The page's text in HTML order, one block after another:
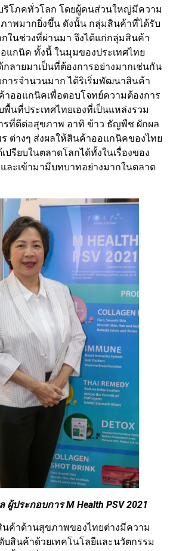
ริโภคทั่วโลก โดยผู้คนส่วนใหญ่มีความ
าพมากยิ่งขึ้น ดังนั้น กลุ่มสินค้าที่ได้รับ
ในช่วงที่ผ่านมา จึงได้แก่กลุ่มสินค้า
แกนิค ทั้งนี้ ในมุมของประเทศไทย
ลายมาเป็นที่ต้องการอย่างมากเช่นกัน
ารจำนวนมาก ได้ริเริ่มพัฒนาสินค้า
ออแกนิคเพื่อตอบโจทย์ความต้องการ
นที่ประเทศไทยเองที่เป็นแหล่งรวม
รที่ดีต่อสุขภาพ อาทิ ข้าว ธัญพืช ผักผล
ต่างๆ ส่งผลให้สินค้าออแกนิคของไทย
ปรียบในตลาดโลกได้ทั้งในเรื่องของ
ละเข้ามามีบทบาทอย่างมากในตลาด
ระกอบการ M Health PSV 2021
ค้าด้านสุขภาพของไทยต่างมีความ
บสินค้าด้วยเทคโนโลยีและนวัตกรรม